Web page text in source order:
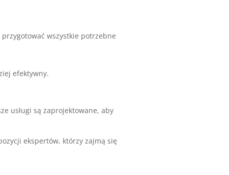
wszystkie potrzebne
efektywny.
usługi są zaprojektowane, aby
ekspertów, którzy zajmą się